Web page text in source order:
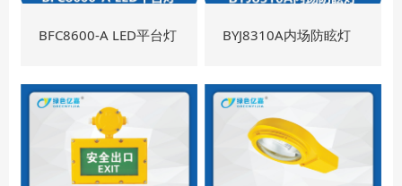
BFC8600-A LED平台灯 BYJ8310A内场防眩灯